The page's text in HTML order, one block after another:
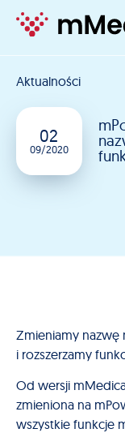
Aktualności
02
09/2020
Zmieniamy nazwę
i rozszerzamy
Od wersji
zmieniona na
wszystkie funkcje